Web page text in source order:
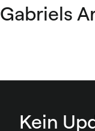
Gabriels
Kein